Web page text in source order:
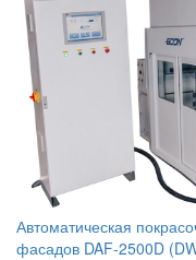
Автоматическая
фасадов DAF-2500D